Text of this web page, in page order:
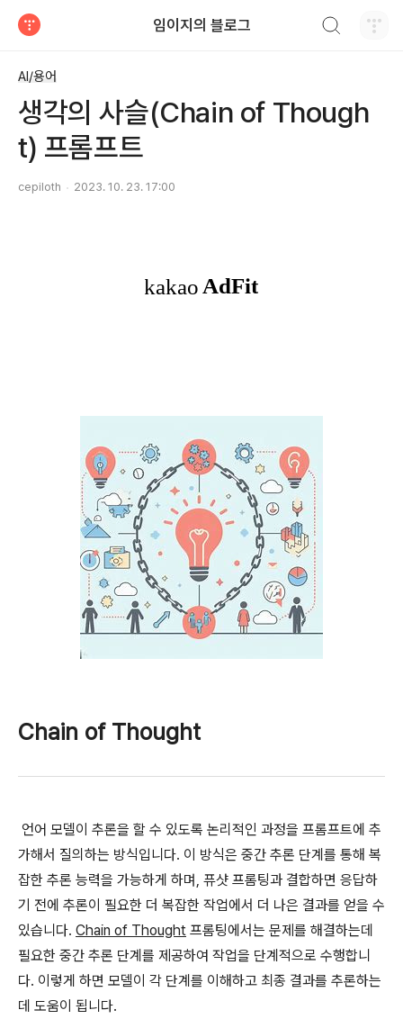
임이지의 블로그
AI/용어
생각의 사슬(Chain of Though
t) 프롬프트
cepiloth 2023. 10. 23. 17:00
Chain of Thought
언어 모델이 추론을 할 수 있도록 논리적인 과정을 프롬프트에 추
가해서 질의하는 방식입니다. 이 방식은 중간 추론 단계를 통해 복
잡한 추론 능력을 가능하게 하며, 퓨샷 프롬팅과 결합하면 응답하
기 전에 추론이 필요한 더 복잡한 작업에서 더 나은 결과를 얻을 수
있습니다. Chain of Thought 프롬팅에서는 문제를 해결하는데
필요한 중간 추론 단계를 제공하여 작업을 단계적으로 수행합니
다. 이렇게 하면 모델이 각 단계를 이해하고 최종 결과를 추론하는
데 도움이 됩니다.